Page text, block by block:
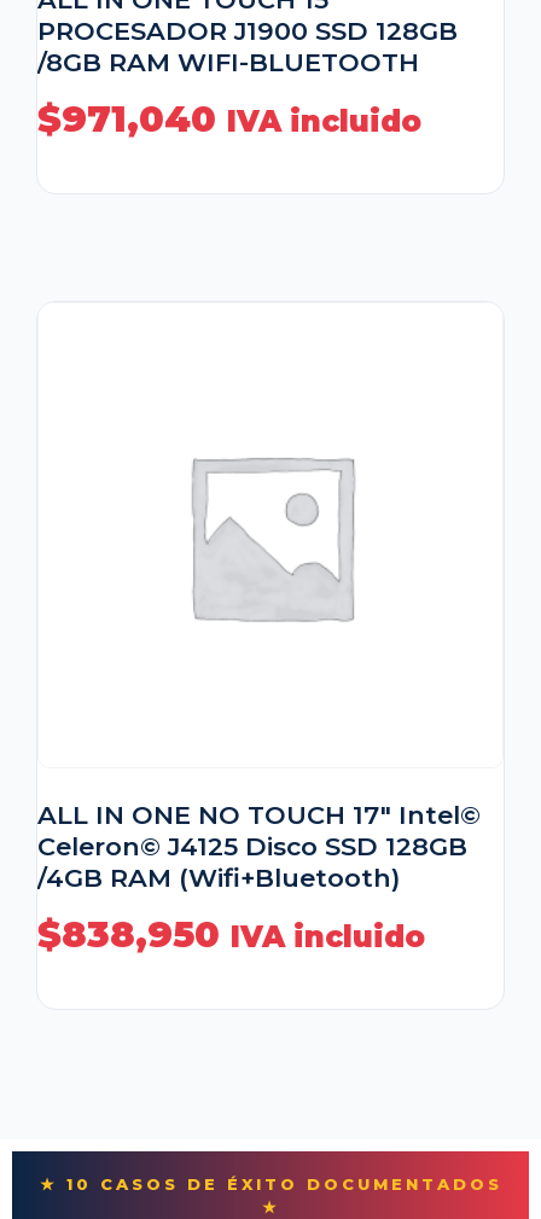
PROCESADOR J1900 SSD 128GB
/8GB RAM WIFI-BLUETOOTH
$971,040 IVA incluido
ALL IN ONE NO TOUCH 17″ Intel©
Celeron© J4125 Disco SSD 128GB
/4GB RAM (Wifi+Bluetooth)
$838,950 IVA incluido
★ 10 CASOS DE ÉXITO DOCUMENTADOS
★